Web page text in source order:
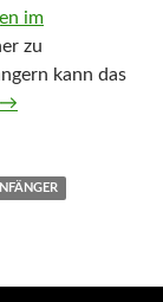
im
zu
kann das
2012
→